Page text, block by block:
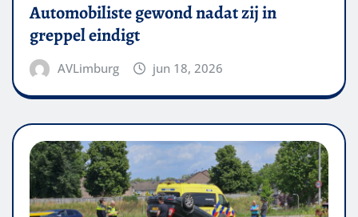
Automobiliste gewond nadat zij in
greppel eindigt
AVLimburg jun 18, 2026